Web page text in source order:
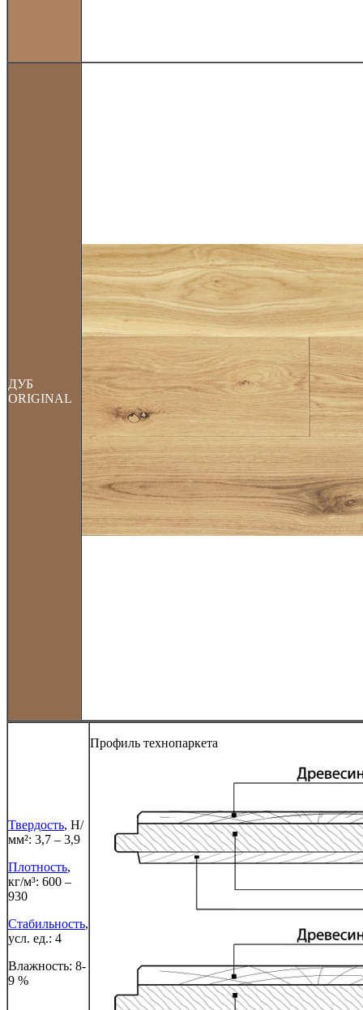
ДУБ
ORIGINAL
Твердость, Н/
мм²: 3,7 – 3,9
Плотность,
кг/м³: 600 –
930
Стабильность,
усл. ед.: 4
Влажность: 8-
9 %
Профиль технопаркета